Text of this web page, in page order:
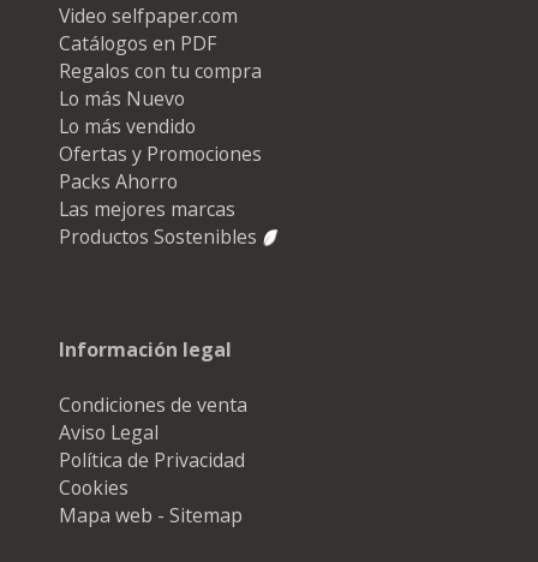
Video selfpaper.com
Catálogos en PDF
Regalos con tu compra
Lo más Nuevo
Lo más vendido
Ofertas y Promociones
Packs Ahorro
Las mejores marcas
Productos Sostenibles
Información legal
Condiciones de venta
Aviso Legal
Política de Privacidad
Cookies
Mapa web - Sitemap